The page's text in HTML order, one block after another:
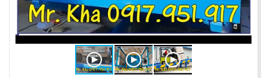
ỨNG DỤNG CỦA BÀN NÂNG THỦY LỰC
Cùng tìm hiểu về ứng dụng của bàn nâng thủy lực
trong các lĩnh vực, ngành nghề.